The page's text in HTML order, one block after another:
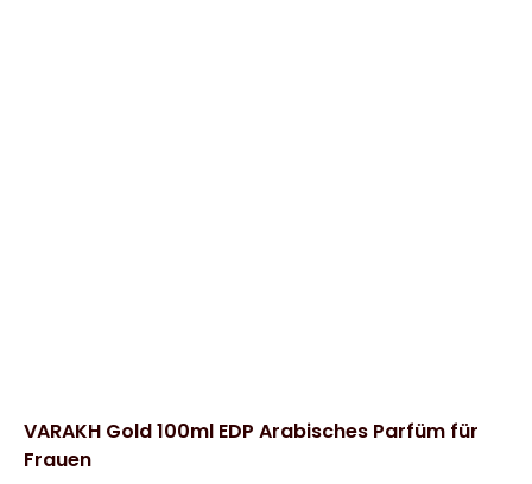
VARAKH Gold 100ml EDP Arabisches Parfüm für
Frauen